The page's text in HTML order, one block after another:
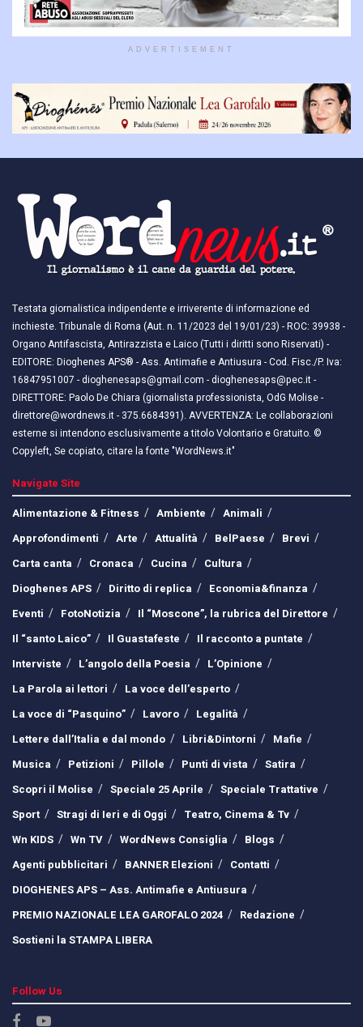
ADVERTISEMENT
Testata giornalistica indipendente e irriverente di informazione ed
inchieste. Tribunale di Roma (Aut. n. 11/2023 del 19/01/23) - ROC: 39938 -
Organo Antifascista, Antirazzista e Laico (Tutti i diritti sono Riservati) -
EDITORE: Dioghenes APS® - Ass. Antimafie e Antiusura - Cod. Fisc./P. Iva:
16847951007 - dioghenesaps@gmail.com - dioghenesaps@pec.it - ​​
DIRETTORE: Paolo De Chiara (giornalista professionista, OdG Molise -
direttore@wordnews.it - ​​375.6684391). AVVERTENZA: Le collaborazioni
esterne si intendono esclusivamente a titolo Volontario e Gratuito. ©
Copyleft, Se copiato, citare la fonte "WordNews.it"
Navigate Site
Alimentazione & Fitness
Ambiente
Animali
Approfondimenti
Arte Attualità BelPaese
Brevi
Carta canta
Cronaca Cucina
Cultura
Dioghenes APS
Diritto di replica
Economia&finanza
Eventi
FotoNotizia
Il “Moscone”, la rubrica del Direttore
Il “santo Laico”
Il Guastafeste
Il racconto a puntate
Interviste
L’angolo della Poesia
L’Opinione
La Parola ai lettori
La voce dell’esperto
La voce di “Pasquino”
Lavoro
Legalità
Lettere dall’Italia e dal mondo
Libri&Dintorni
Mafie
Musica
Petizioni Pillole Punti di vista
Satira
Scopri il Molise
Speciale 25 Aprile
Speciale Trattative
Sport
Stragi di Ieri e di Oggi
Teatro, Cinema & Tv
Wn KIDS
Wn TV WordNews Consiglia
Blogs
Agenti pubblicitari
BANNER Elezioni
Contatti
DIOGHENES APS – Ass. Antimafie e Antiusura
PREMIO NAZIONALE LEA GAROFALO 2024
Redazione
Sostieni la STAMPA LIBERA
Follow Us